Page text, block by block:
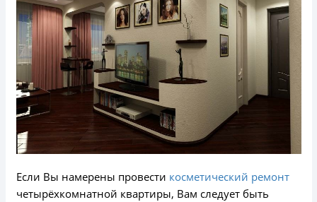
Если Вы намерены провести косметический ремонт
четырёхкомнатной квартиры, Вам следует быть